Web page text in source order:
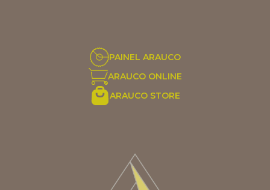
PAINEL ARAUCO
ARAUCO ONLINE
ARAUCO STORE